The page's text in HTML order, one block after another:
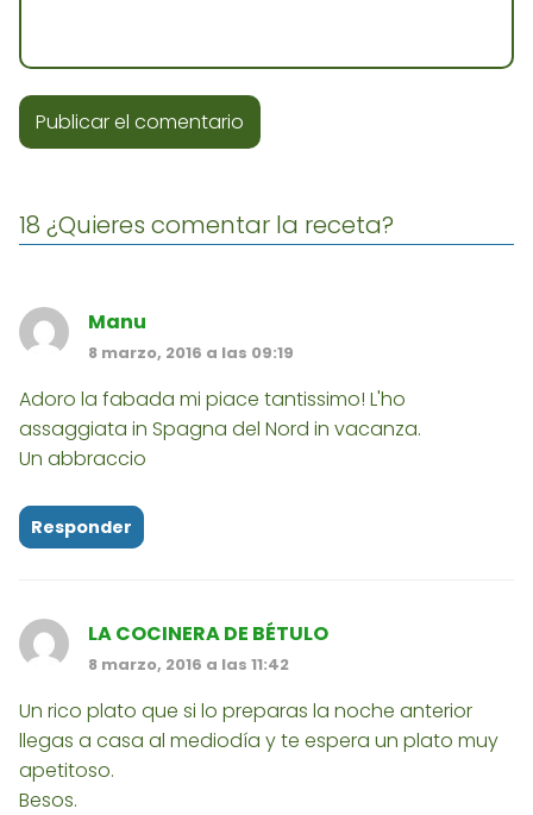
18 ¿Quieres comentar la receta?
Manu
8 marzo, 2016 a las 09:19
Adoro la fabada mi piace tantissimo! L'ho
assaggiata in Spagna del Nord in vacanza.
Un abbraccio
Responder
LA COCINERA DE BÉTULO
8 marzo, 2016 a las 11:42
Un rico plato que si lo preparas la noche anterior
llegas a casa al mediodía y te espera un plato muy
apetitoso.
Besos.